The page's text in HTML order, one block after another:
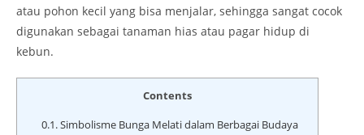
atau pohon kecil yang bisa menjalar, sehingga sangat cocok
digunakan sebagai tanaman hias atau pagar hidup di
kebun.
Contents
0.1.Simbolisme Bunga Melati dalam Berbagai Budaya